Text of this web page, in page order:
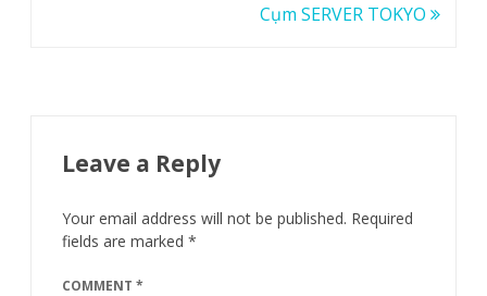
Cụm SERVER TOKYO
Leave a Reply
Your email address will not be published. Required
fields are marked *
COMMENT *